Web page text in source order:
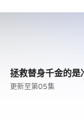
更新至第05集